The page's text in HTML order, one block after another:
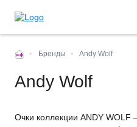
• Бренды • Andy Wolf
Andy Wolf
Очки коллекции ANDY